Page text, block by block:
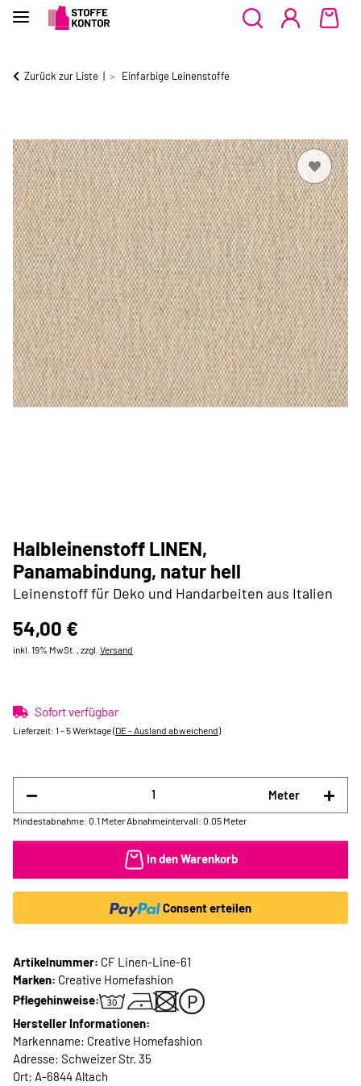
Zurück zur Liste Einfarbige Leinenstoffe
Halbleinenstoff LINEN,
Panamabindung, natur hell
Leinenstoff für Deko und Handarbeiten aus Italien
54,00 €
inkl. 19% MwSt. , zzgl. Versand
Sofort verfügbar
Lieferzeit: 1 - 5 Werktage(DE - Ausland abweichend)
Meter
Mindestabnahme: 0.1 Meter Abnahmeintervall: 0.05 Meter
In den Warenkorb
Consent erteilen
Artikelnummer: CF Linen-Line-61
Marken: Creative Homefashion
Pflegehinweise:
Hersteller Informationen:
Markenname: Creative Homefashion
Adresse: Schweizer Str. 35
Ort: A-6844 Altach